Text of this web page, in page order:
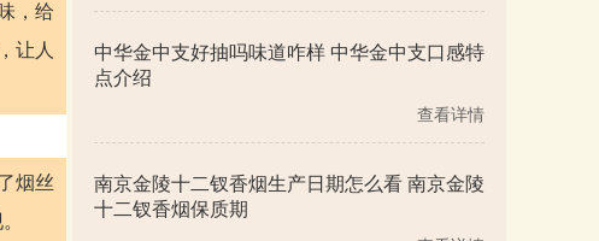
，给
让人
烟丝
中华金中支好抽吗味道咋样 中华金中支口感特
点介绍
查看详情
南京金陵十二钗香烟生产日期怎么看 南京金陵
十二钗香烟保质期